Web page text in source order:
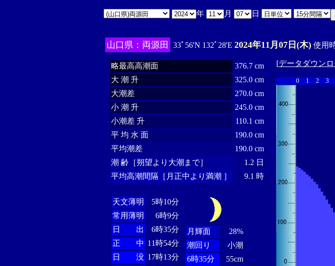
年 月 日
山口県：両源田 33ﾟ56'N 132ﾟ28'E 2024年11月07日(木)使用
略最高高潮面
376.7 cm
大 潮 升
325.0 cm
大潮差
270.0 cm
小 潮 升
245.0 cm
小潮差 升
110.1 cm
平 均 水 面
190.0 cm
平均潮差
190.0 cm
潮 齢［朔望より大潮まで］
1.2 日
平均高潮間隔［月正中より満潮 ］
9.1 時
天文薄明
5時10分
常用薄明
6時9分
日 出
6時35分
正 中 11時54分
日 没 17時13分
月輝面
28%
潮回り
小潮
6時35分
55cm
[データダウン
0 1 2 3